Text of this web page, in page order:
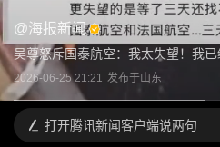
@海报新闻
吴尊怒斥国泰航空：我太失望！我已
2026-06-25 21:21 发布于山东
打开腾讯新闻客户端说两句